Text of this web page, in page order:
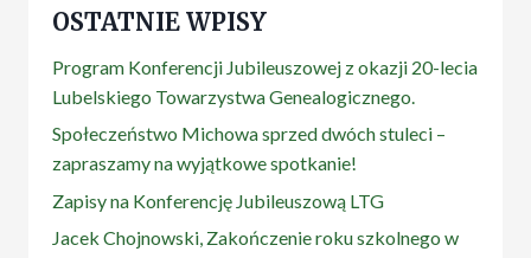
OSTATNIE WPISY
Program Konferencji Jubileuszowej z okazji 20-lecia
Lubelskiego Towarzystwa Genealogicznego.
Społeczeństwo Michowa sprzed dwóch stuleci –
zapraszamy na wyjątkowe spotkanie!
Zapisy na Konferencję Jubileuszową LTG
Jacek Chojnowski, Zakończenie roku szkolnego w